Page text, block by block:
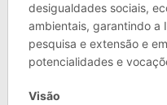
desigualdades sociais,
ambientais, garantindo a
pesquisa e extensão e
potencialidades e
Visão